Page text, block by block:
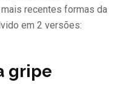
recentes formas da
em 2 versões:
gripe